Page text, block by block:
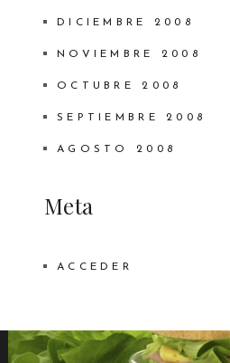
DICIEMBRE 2008
NOVIEMBRE 2008
OCTUBRE 2008
SEPTIEMBRE 2008
AGOSTO 2008
Meta
ACCEDER